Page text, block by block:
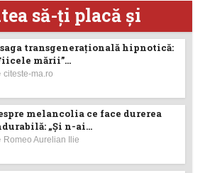
să-ţi placă şi
saga transgenerațională hipnotică:
mării”...
citeste-ma.ro
melancolia ce face durerea
„Și n-ai...
Romeo Aurelian Ilie